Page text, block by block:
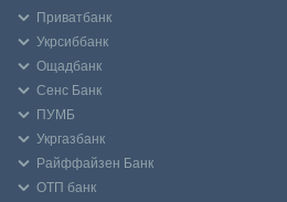
Приватбанк
Укрсиббанк
Ощадбанк
Сенс Банк
ПУМБ
Укргазбанк
Райффайзен Банк
ОТП банк